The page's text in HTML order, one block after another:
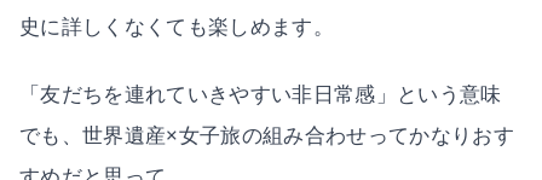
史に詳しくなくても楽しめます。
「友だちを連れていきやすい非日常感」という意味
でも、世界遺産×女子旅の組み合わせってかなりおす